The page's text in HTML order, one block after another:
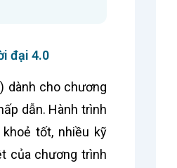
đại 4.0
dành cho chương
dẫn. Hành trình
tốt, nhiều kỹ
của chương trình